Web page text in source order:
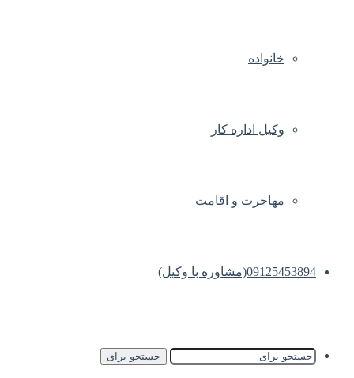
خانواده
وکیل اداره کار
مهاجرت و اقامت
09125453894(مشاوره با وکیل)
جستجو برای